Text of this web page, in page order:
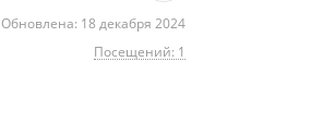
Обновлена: 18 декабря 2024
Посещений: 1